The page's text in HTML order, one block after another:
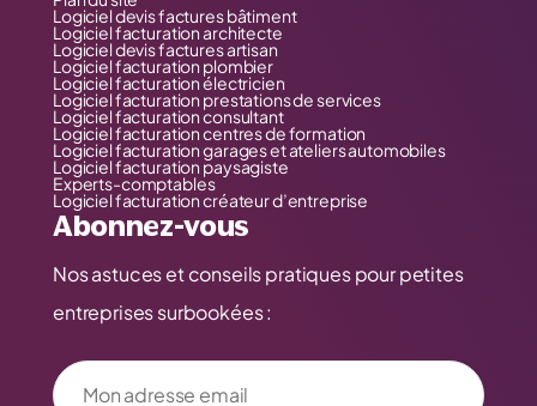
Logiciel devis factures bâtiment
Logiciel facturation architecte
Logiciel devis factures artisan
Logiciel facturation plombier
Logiciel facturation électricien
Logiciel facturation prestations de services
Logiciel facturation consultant
Logiciel facturation centres de formation
Logiciel facturation garages et ateliers automobiles
Logiciel facturation paysagiste
Experts-comptables
Logiciel facturation créateur d’entreprise
Abonnez-vous
Nos astuces et conseils pratiques pour petites
entreprises surbookées :
Votre adresse email